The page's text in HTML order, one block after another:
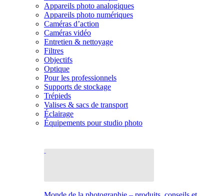
Appareils photo analogiques
Appareils photo numériques
Caméras d’action
Caméras vidéo
Entretien & nettoyage
Filtres
Objectifs
Optique
Pour les professionnels
Supports de stockage
Trépieds
Valises & sacs de transport
Éclairage
Équipements pour studio photo